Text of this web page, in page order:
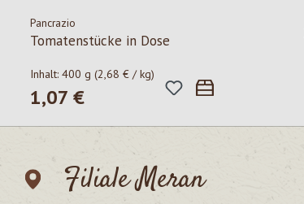
Pancrazio
Tomatenstücke in Dose
Inhalt: 400 g (2,68 € / kg)
Regulärer Preis:
1,07 €
Filiale Meran